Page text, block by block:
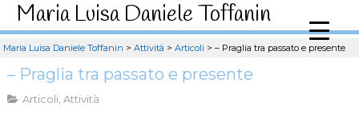
Maria Luisa Daniele Toffanin
Maria Luisa Daniele Toffanin > Attività > Articoli > – Praglia tra passato e presente
– Praglia tra passato e presente
Articoli, Attività